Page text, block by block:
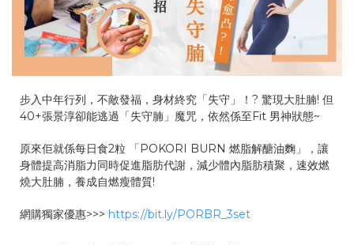
步入中年行列，不敵發福，身材終究「失守」！? 驚現大肚腩! 但
40+張景淳卻能逃過「失守腩」魔咒，依然係至Fit 男神狀態~
原來佢就係每日食2粒 「POKORI BURN 燃脂解醣油麴」，讓
身體提高消脂力同時促進脂肪代謝，減少體內脂肪積聚，速效燃
燒大肚腩，養成自燃瘦體質!
網購獨家優惠>>> https://bit.ly/PORBR_3set